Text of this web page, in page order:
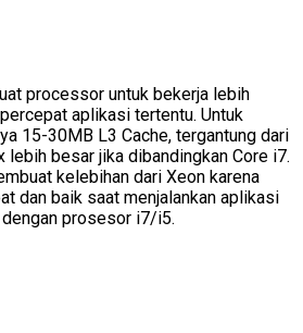
processor untuk bekerja lebih
aplikasi tertentu. Untuk
15-30MB L3 Cache, tergantung dari
lebih besar jika dibandingkan Core i7.
kelebihan dari Xeon karena
dan baik saat menjalankan aplikasi
prosesor i7/i5.